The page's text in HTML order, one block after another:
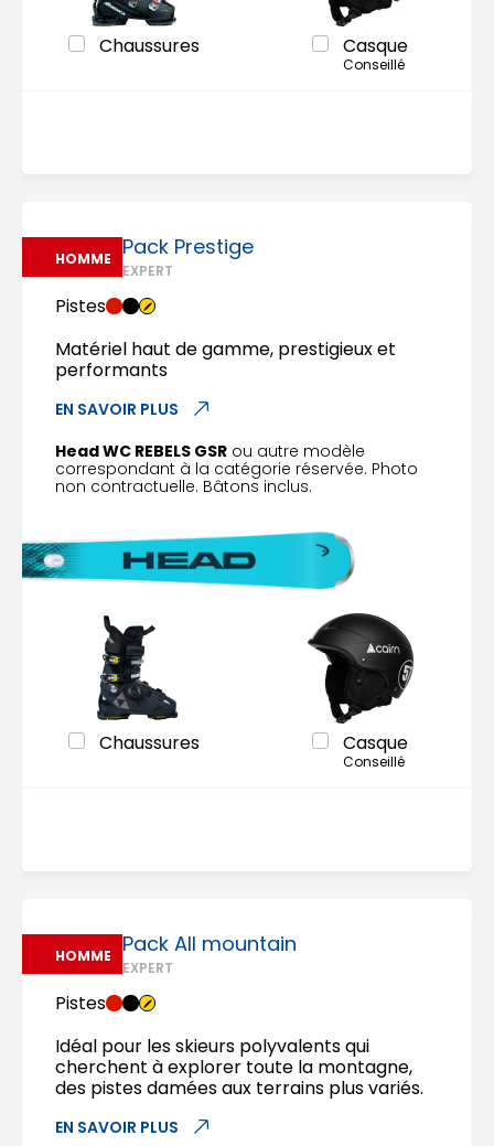
Chaussures Casque
Conseillé
HOMME Pack Prestige
EXPERT
Pistes
Matériel haut de gamme, prestigieux et
performants
EN SAVOIR PLUS
Head WC REBELS GSR ou autre modèle
correspondant à la catégorie réservée. Photo
non contractuelle. Bâtons inclus.
Chaussures Casque
Conseillé
HOMME Pack All mountain
EXPERT
Pistes
Idéal pour les skieurs polyvalents qui
cherchent à explorer toute la montagne,
des pistes damées aux terrains plus variés.
EN SAVOIR PLUS